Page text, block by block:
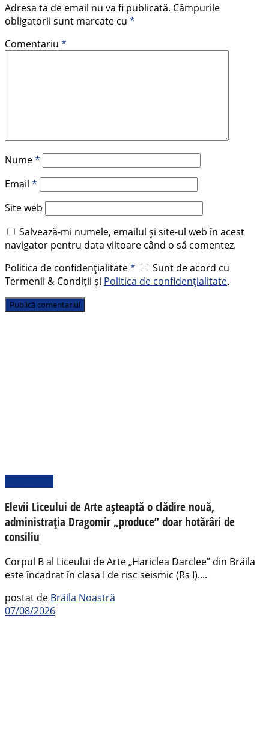
Adresa ta de email nu va fi publicată. Câmpurile
obligatorii sunt marcate cu *
Comentariu *
Nume*
Email *
Site web
Salvează-mi numele, emailul și site-ul web în acest
navigator pentru data viitoare când o să comentez.
Politica de confidențialitate*
Sunt de acord cu
Termenii & Condiții și Politica de confidențialitate.
Elevii Liceului de Arte așteaptă o clădire nouă,
administrația Dragomir „produce” doar hotărâri de
consiliu
Corpul B al Liceului de Arte „Hariclea Darclee” din Brăila
este încadrat în clasa I de risc seismic (Rs I)....
postat de Brăila Noastră
07/08/2026